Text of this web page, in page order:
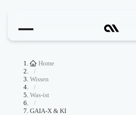
Home
/
Wissen
/
Was-ist
/
GAIA-X & KI